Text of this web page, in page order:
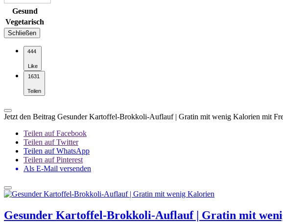
Gesund
Vegetarisch
Schließen
444
Like
1631
Teilen
Jetzt den Beitrag Gesunder Kartoffel-Brokkoli-Auflauf | Gratin mit wenig Kalorien mit
Teilen auf Facebook
Teilen auf Twitter
Teilen auf WhatsApp
Teilen auf Pinterest
Als E-Mail versenden
Gesunder Kartoffel-Brokkoli-Auflauf | Gratin mit